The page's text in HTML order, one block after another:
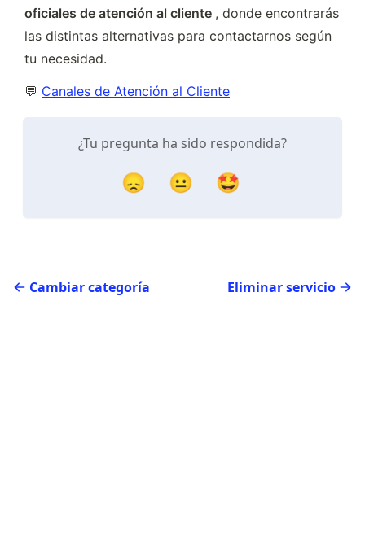
oficiales de atención al cliente , donde encontrarás
las distintas alternativas para contactarnos según
tu necesidad.
💬 Canales de Atención al Cliente
¿Tu pregunta ha sido respondida?
😞 😐 🤩
Cambiar categoría Eliminar servicio